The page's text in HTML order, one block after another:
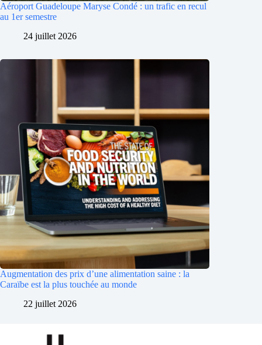
Aéroport Guadeloupe Maryse Condé : un trafic en recul
au 1er semestre
24 juillet 2026
Augmentation des prix d’une alimentation saine : la
Caraïbe est la plus touchée au monde
22 juillet 2026